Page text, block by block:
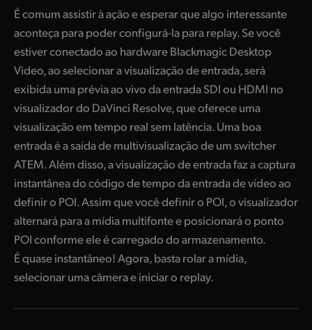
É comum assistir à ação e esperar que algo interessante
aconteça para poder configurá-la para replay. Se você
estiver conectado ao hardware Blackmagic Desktop
Video, ao selecionar a visualização de entrada, será
exibida uma prévia ao vivo da entrada SDI ou HDMI no
visualizador do DaVinci Resolve, que oferece uma
visualização em tempo real sem latência. Uma boa
entrada é a saída de multivisualização de um switcher
ATEM. Além disso, a visualização de entrada faz a captura
instantânea do código de tempo da entrada de vídeo ao
definir o POI. Assim que você definir o POI, o visualizador
alternará para a mídia multifonte e posicionará o ponto
POI conforme ele é carregado do armazenamento.
É quase instantâneo! Agora, basta rolar a mídia,
selecionar uma câmera e iniciar o replay.